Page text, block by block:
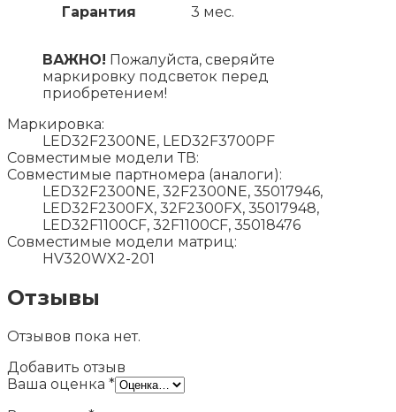
Гарантия 3 мес.
ВАЖНО! Пожалуйста, сверяйте
маркировку подсветок перед
приобретением!
Маркировка:
LED32F2300NE, LED32F3700PF
Совместимые модели ТВ:
Совместимые партномера (аналоги):
LED32F2300NE, 32F2300NE, 35017946,
LED32F2300FX, 32F2300FX, 35017948,
LED32F1100CF, 32F1100CF, 35018476
Совместимые модели матриц:
HV320WX2-201
Отзывы
Отзывов пока нет.
Добавить отзыв
Ваша оценка *